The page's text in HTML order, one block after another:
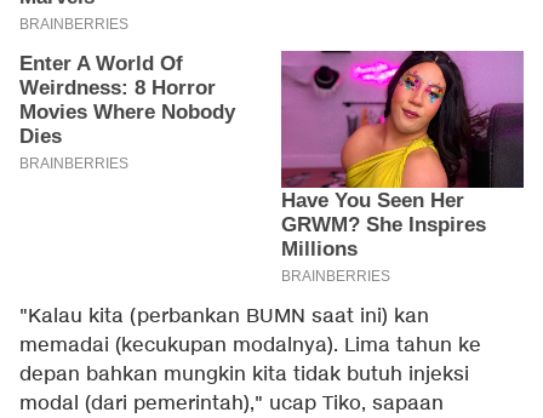
"Kalau kita (perbankan BUMN saat ini) kan
memadai (kecukupan modalnya). Lima tahun ke
depan bahkan mungkin kita tidak butuh injeksi
modal (dari pemerintah)," ucap Tiko, sapaan